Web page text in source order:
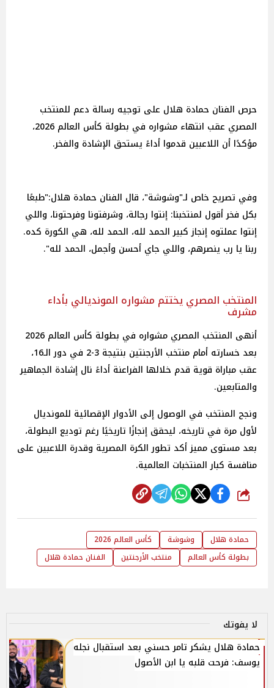
حرص الفنان حمادة هلال على توجيه رسالة دعم للمنتخب
المصري عقب انتهاء مشواره في بطولة كأس العالم 2026،
مؤكدًا أن اللاعبين قدموا أداءً يستحق الإشادة والفخر.
وفي تصريح خاص لـ"وشوشة"، قال الفنان حمادة هلال:"طبعًا
بكل فخر أقول لمنتخبنا: إنتوا رجالة، وشرفتونا وفرحتونا، واللي
إنتوا عملتوه إنجاز كبير الحمد لله، الحمد لله، هي الكورة كده.
ربنا يا رب ينصرهم، واللي جاي أحسن وأجمل، الحمد لله".
المنتخب المصري يختتم مشواره المونديالي بأداء
مشرف
أنهى المنتخب المصري مشواره في بطولة كأس العالم 2026
بعد خسارته أمام منتخب الأرجنتين بنتيجة 3-2 في دور الـ16،
عقب مباراة قوية قدم خلالها الفراعنة أداءً نال إشادة الجماهير
والمتابعين.
ونجح المنتخب في الوصول إلى الأدوار الإقصائية للمونديال
لأول مرة في تاريخه، ليحقق إنجازًا تاريخيًا رغم توديع البطولة،
بعد مستوى مميز أكد تطور الكرة المصرية وقدرة اللاعبين على
منافسة كبار المنتخبات العالمية.
شارك
حمادة هلال وشوشة
كأس العالم 2026
بطولة كأس العالم
منتخب الأرجنتين الفنان حمادة هلال
لا يفوتك
حمادة هلال يشكر تامر حسني بعد استقبال نجله
يوسف: فرحت قلبه يا ابن الأصول